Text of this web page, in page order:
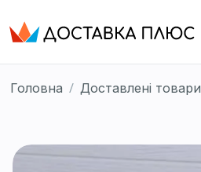
Головна / Доставлені товари